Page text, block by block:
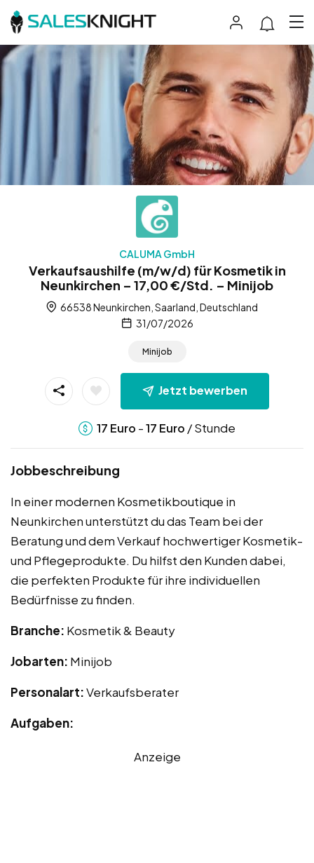
CALUMA GmbH
Verkaufsaushilfe (m/w/d) für Kosmetik in
Neunkirchen – 17,00 €/Std. – Minijob
66538 Neunkirchen, Saarland, Deutschland
31/07/2026
Minijob
Jetzt bewerben
17 Euro -17 Euro / Stunde
Jobbeschreibung
In einer modernen Kosmetikboutique in
Neunkirchen unterstützt du das Team bei der
Beratung und dem Verkauf hochwertiger Kosmetik-
und Pflegeprodukte. Du hilfst den Kunden dabei,
die perfekten Produkte für ihre individuellen
Bedürfnisse zu finden.
Branche: Kosmetik & Beauty
Jobarten: Minijob
Personalart:Verkaufsberater
Aufgaben:
Anzeige